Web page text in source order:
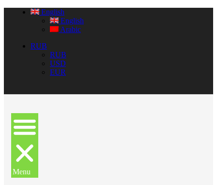
English
English
Arabic
RUB
RUB
USD
EUR
Menu